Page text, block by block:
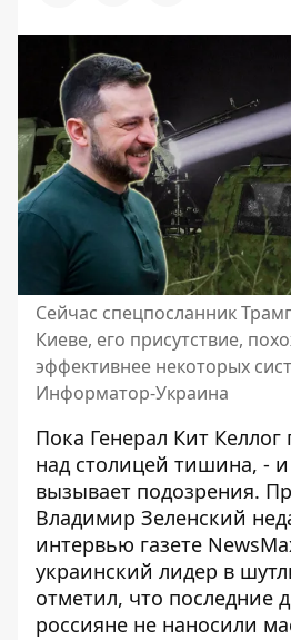
Сейчас спецпосланник
Киеве, его присутствие,
эффективнее некоторых
Информатор-Украина
Пока Генерал Кит Келлог
над столицей тишина, -
вызывает подозрения.
Владимир Зеленский
интервью газете
украинский лидер в
отметил, что последние
россияне не наносили